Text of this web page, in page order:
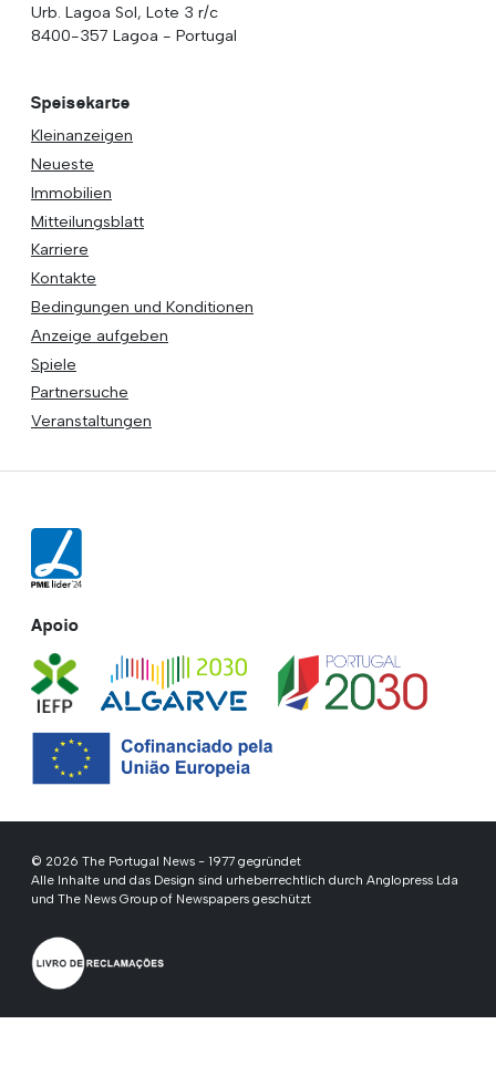
Urb. Lagoa Sol, Lote 3 r/c
8400-357 Lagoa - Portugal
Speisekarte
Kleinanzeigen
Neueste
Immobilien
Mitteilungsblatt
Karriere
Kontakte
Bedingungen und Konditionen
Anzeige aufgeben
Spiele
Partnersuche
Veranstaltungen
Apoio
© 2026 The Portugal News - 1977 gegründet
Alle Inhalte und das Design sind urheberrechtlich durch Anglopress Lda
und The News Group of Newspapers geschützt